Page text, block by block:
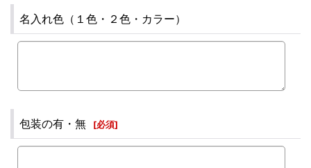
名入れ色（１色・２色・カラー）
包装の有・無 [必須]